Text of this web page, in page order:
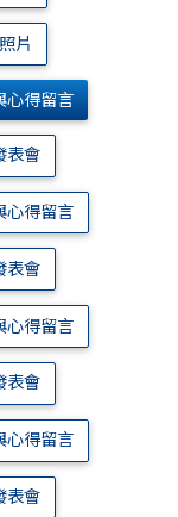
片
心得留言
表會
心得留言
表會
心得留言
表會
心得留言
表會